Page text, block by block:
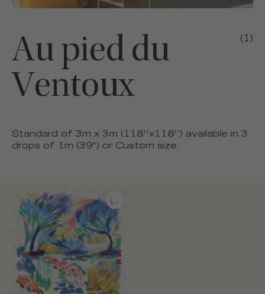
Au pied du
Ventoux
(1)
Standard of 3m x 3m (118''x118'') available in 3
drops of 1m (39") or Custom size